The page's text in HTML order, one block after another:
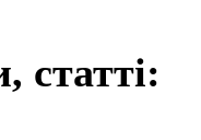
статті: